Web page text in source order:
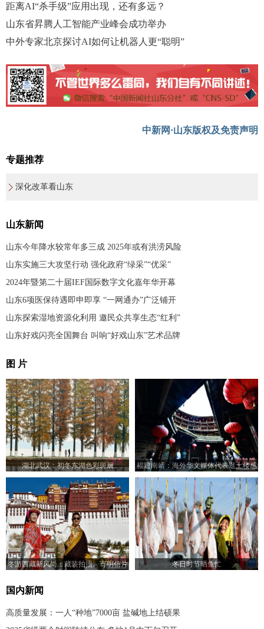
距离AI“杀手级”应用出现，还有多远？
山东省昇腾人工智能产业峰会成功举办
中外专家北京探讨AI如何让机器人更“聪明”
中新网·山东版权及免责声明
专题推荐
深化改革看山东
山东新闻
山东今年降水较常年多三成 2025年或有洪涝风险
山东实施三大攻坚行动 强化政府“绿采”“优采”
2024年暨第二十届IEF国际数字文化嘉年华开幕
山东6项医保待遇即申即享 “一网通办”广泛铺开
山东探索湿地资源化利用 邀民众共享生态“红利”
山东好戏闪亮全国舞台 叫响“好戏山东”艺术品牌
图 片
湖北武汉：初冬东湖色彩斑斓
福建南靖：海外华文媒体代表逛土楼感
受“世遗”文化
冬游西藏新风尚：藏装拍照、寄明信片
冬日时节晒鱼忙
国内新闻
高质量发展：一人“种地”7000亩 盐碱地上结硕果